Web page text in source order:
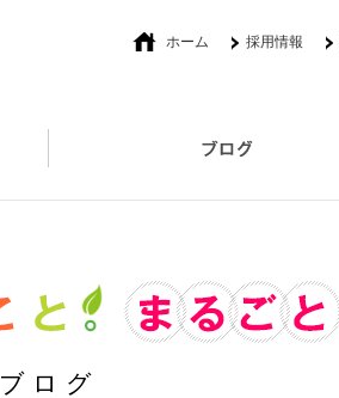
ホーム 採用情報
ブログ